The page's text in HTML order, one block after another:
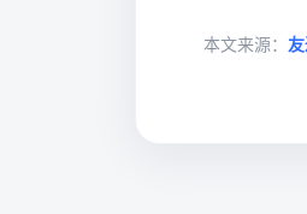
本文来源：